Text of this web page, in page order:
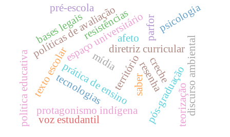
resenha
território
diretriz curricular
prática de ensino
texto escolar
políticas de avaliação
espaço universitário
pós-graduação
protagonismo indígena
saber
política educativa discurso ambiental
mídia
parfor
voz estudantil
pré-escola
creche
bases legais psicologia
tecnologias teorização
afeto
resistências